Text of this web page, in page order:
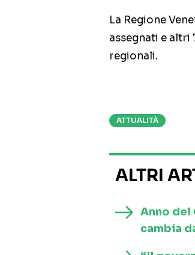
La Regione
assegnati e
regionali.
ATTUALITÀ
ALTRI
Anno del
cambia